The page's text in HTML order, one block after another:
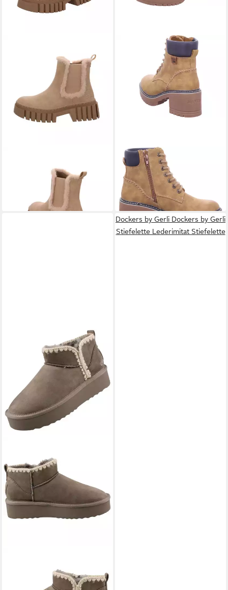
51PL305-810530 Stiefelette
79,95 €
DOCKERS BY GERLI
69,95 €
55EL301-770200 Stiefelette
UVP
49,95 €
Dockers by Gerli Dockers by Gerli
Stiefelette Lederimitat Stiefelette